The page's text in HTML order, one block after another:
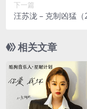
下一篇
汪苏泷 – 克制凶猛（
相关文章